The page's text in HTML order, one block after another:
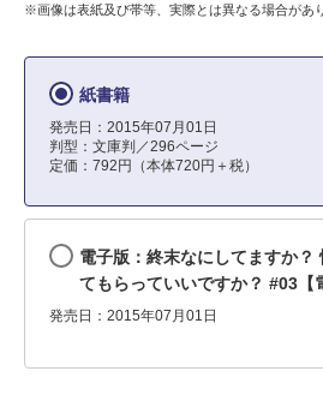
※画像は表紙及び帯等、実際とは異なる場合があ
紙書籍
発売日：2015年07月01日
判型：文庫判／296ページ
定価：792円（本体720円＋税）
電子版：終末なにしてますか？
てもらっていいですか？ #03【
発売日：2015年07月01日